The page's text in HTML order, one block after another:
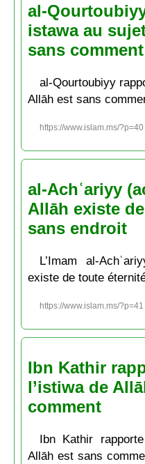
al-
istawa au
sans comment
al-Qourtoubiyy
Allāh est sans
https://www.islam.ms/?p=40
al-Achʿariyy
Allāh existe
sans endroit
L’Imam al-
existe de toute
https://www.islam.ms/?p=41
Ibn Kathir
l’istiwa de
comment
Ibn Kathir
Allāh est sans